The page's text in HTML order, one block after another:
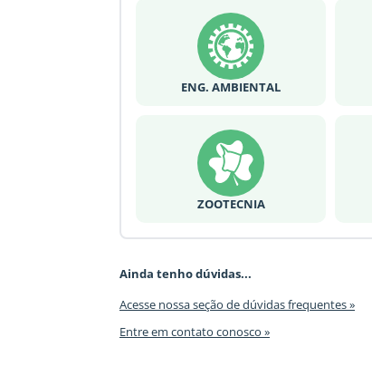
ENG. AMBIENTAL
ZOOTECNIA
Ainda tenho dúvidas...
Acesse nossa seção de dúvidas frequentes »
Entre em contato conosco »